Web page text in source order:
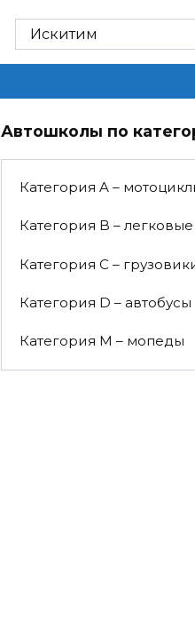
Автошколы по
Категория A –
Категория B – легковые
Категория C –
Категория D – автобусы
Категория M – мопеды